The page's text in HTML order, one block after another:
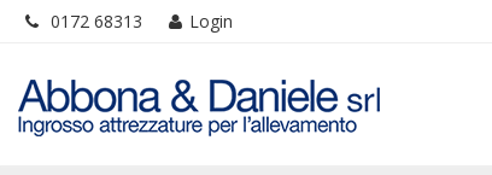
0172 68313 Login